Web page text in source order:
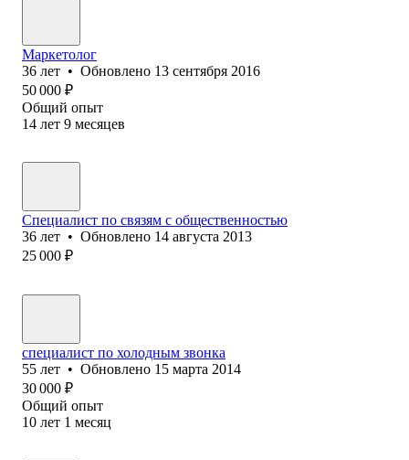
Маркетолог
36 лет • Обновлено 13 сентября 2016
50 000 ₽
Общий опыт
14 лет 9 месяцев
Специалист по связям с общественностью
36 лет • Обновлено 14 августа 2013
25 000 ₽
специалист по холодным звонка
55 лет • Обновлено 15 марта 2014
30 000 ₽
Общий опыт
10 лет 1 месяц